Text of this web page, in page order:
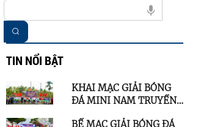
GIẢNG LỚP BỒI DƯỠNG LÝ LUẬN CHÍNH TRỊ
TIN NỔI BẬT
KHAI MẠC GIẢI BÓNG
ĐÁ MINI NAM TRUYỀN
BẾ MẠC GIẢI BÓNG ĐÁ